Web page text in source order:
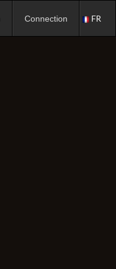
Connection FR